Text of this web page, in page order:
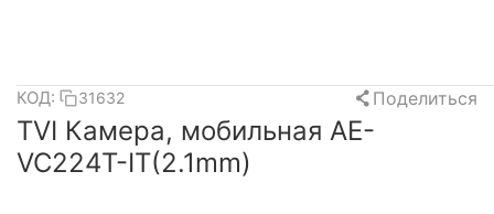
КОД: 31632 Поделиться
TVI Камера, мобильная AE-
VC224T-IT(2.1mm)